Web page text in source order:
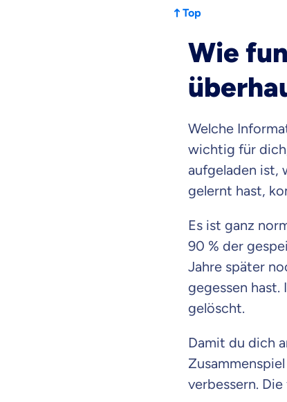
Top
Wie
Welche
wichtig für
aufgeladen ist,
gelernt hast,
Es ist ganz
90 % der
Jahre später
gegessen hast.
gelöscht.
Damit du dich
verbessern.
Weil es
dich
Objektive